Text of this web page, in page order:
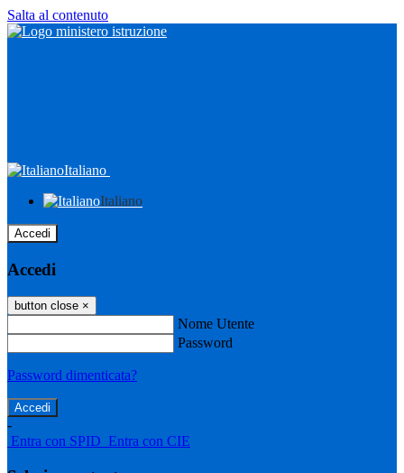
Salta al contenuto
Italiano
Italiano
Accedi
Accedi
button close ×
Nome Utente
Password
Password dimenticata?
-
Entra con SPID Entra con CIE